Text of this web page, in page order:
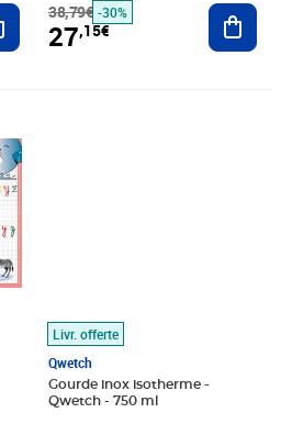
Ajouter au panier
38,79€ -30%
27,15€
Livr. offerte
Qwetch
Gourde inox isotherme -
Qwetch - 750 ml